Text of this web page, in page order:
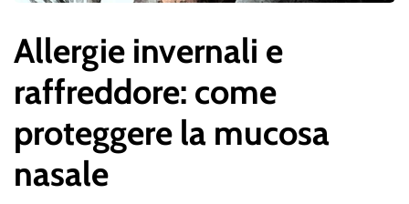
Allergie invernali e
raffreddore: come
proteggere la mucosa
nasale